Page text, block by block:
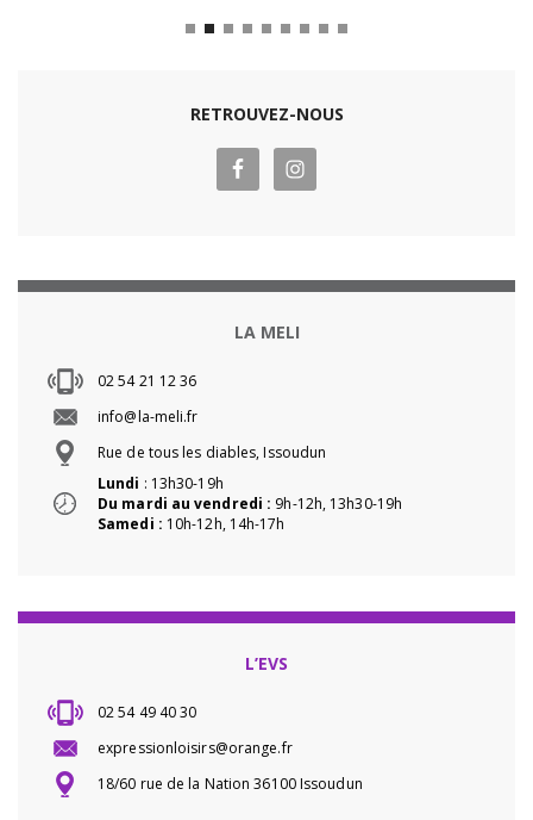
RETROUVEZ-NOUS
LA MELI
02 54 21 12 36
info@la-meli.fr
Rue de tous les diables, Issoudun
Lundi : 13h30-19h
Du mardi au vendredi : 9h-12h, 13h30-19h
Samedi : 10h-12h, 14h-17h
L’EVS
02 54 49 40 30
expressionloisirs@orange.fr
18/60 rue de la Nation 36100 Issoudun